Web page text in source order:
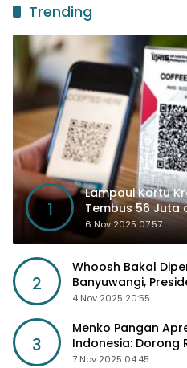
Trending
1
Lampaui Kartu
Tembus 56 Juta
Kancah Global
6 Nov 2025 07:57
2
Whoosh Bakal
Banyuwangi,
Sosial Lebih Besar
4 Nov 2025 20:55
3
Menko Pangan
Indonesia: Dorong
Diskon Harga Pupuk
7 Nov 2025 04:45